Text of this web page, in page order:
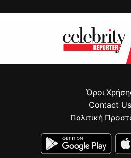
Όροι
Contact Us
Πολιτική